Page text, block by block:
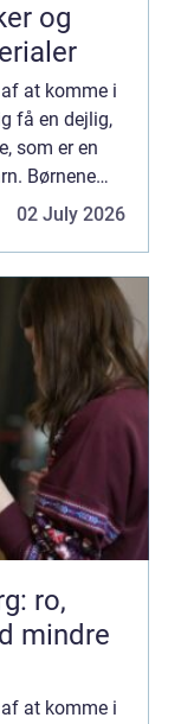
og
at komme i
få en dejlig,
som er en
Børnene
02 July 2026
ro,
mindre
at komme i